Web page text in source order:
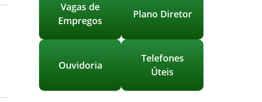
Vagas de
Empregos
Plano Diretor
Ouvidoria
Telefones
Úteis